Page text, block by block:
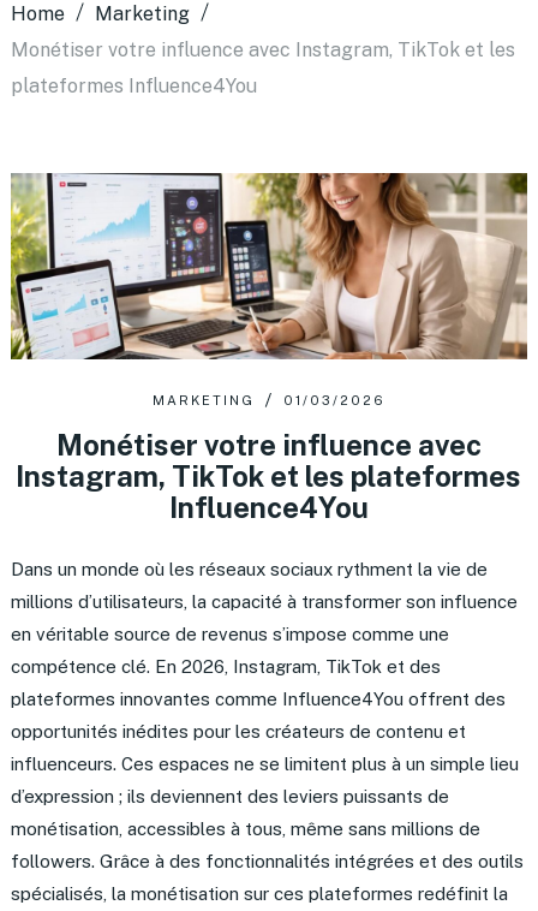
Home
Marketing
Monétiser votre influence avec Instagram, TikTok et les
plateformes Influence4You
MARKETING 01/03/2026
Monétiser votre influence avec
Instagram, TikTok et les plateformes
Influence4You
Dans un monde où les réseaux sociaux rythment la vie de
millions d’utilisateurs, la capacité à transformer son influence
en véritable source de revenus s’impose comme une
compétence clé. En 2026, Instagram, TikTok et des
plateformes innovantes comme Influence4You offrent des
opportunités inédites pour les créateurs de contenu et
influenceurs. Ces espaces ne se limitent plus à un simple lieu
d’expression ; ils deviennent des leviers puissants de
monétisation, accessibles à tous, même sans millions de
followers. Grâce à des fonctionnalités intégrées et des outils
spécialisés, la monétisation sur ces plateformes redéfinit la